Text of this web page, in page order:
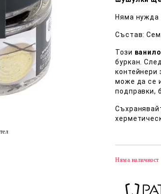
Няма нужда
Състав:
Този
буркан.
контейнери
може да се
подправки,
Няма наличност